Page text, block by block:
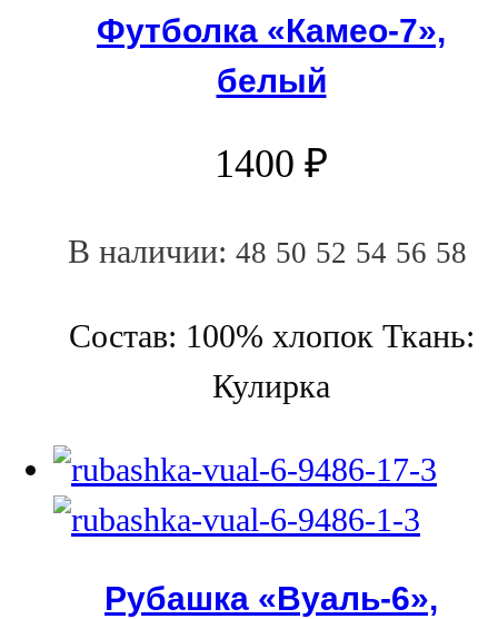
Футболка «Камео-7»,
белый
1400 ₽
В наличии: 48 50 52 54 56 58
Состав: 100% хлопок Ткань:
Кулирка
Рубашка «Вуаль-6»,